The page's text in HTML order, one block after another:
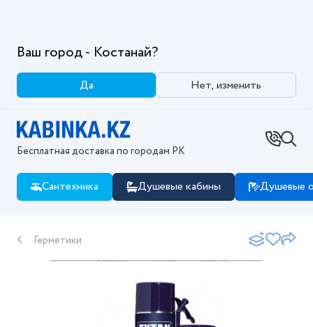
Ваш город - Костанай?
Да Нет, изменить
Бесплатная доставка по городам РК
Сантехника Душевые кабины Душевые
Герметики